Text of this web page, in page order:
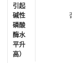
引起
碱性
磷酸
酶水
平升
高）